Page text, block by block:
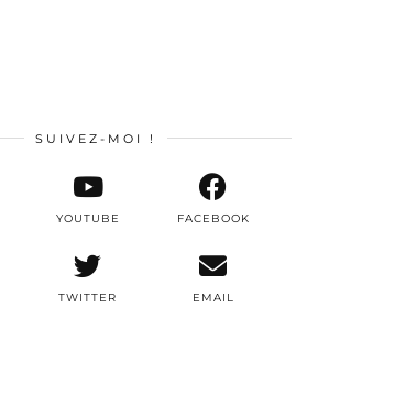
SUIVEZ-MOI !
TWITTER
FACEBOOK
YOUTUBE
EMAIL